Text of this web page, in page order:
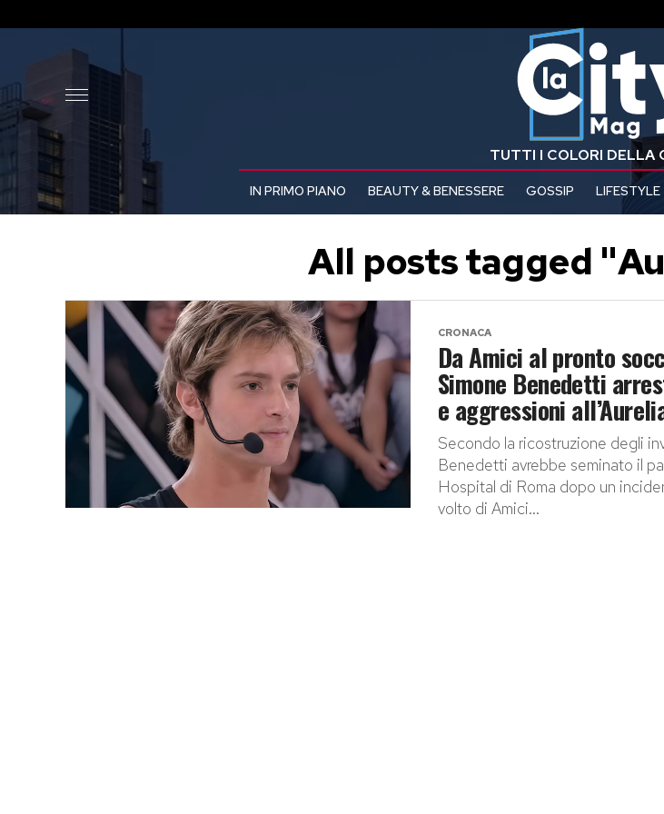
TUTTI I COLORI DELLA
IN PRIMO PIANO BEAUTY & BENESSERE GOSSIP LIFESTYLE
All posts tagged
CRONACA
Da Amici al pronto
Simone Benedetti
e aggressioni
Secondo la ricostruzione degli
Benedetti avrebbe seminato il
Hospital di Roma dopo un
volto di Amici...